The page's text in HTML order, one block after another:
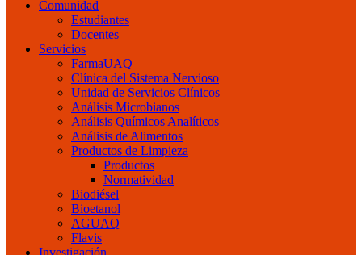
Comunidad
Estudiantes
Docentes
Servicios
FarmaUAQ
Clínica del Sistema Nervioso
Unidad de Servicios Clínicos
Análisis Microbianos
Análisis Químicos Analíticos
Análisis de Alimentos
Productos de Limpieza
Productos
Normatividad
Biodiésel
Bioetanol
AGUAQ
Flavis
Investigación